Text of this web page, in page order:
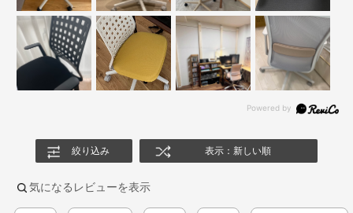
絞り込み 表示：新しい順
気になるレビューを表示